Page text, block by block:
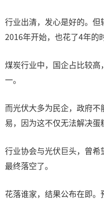
行业出清，发心是好的。
2016年开始，也花了4年的
煤炭行业中，国企占比较
一。
而光伏大多为民企，政府
易，因为这不仅无法解决蛋
行业协会与光伏巨头，曾
最终落空了。
花落谁家，结果公布在即